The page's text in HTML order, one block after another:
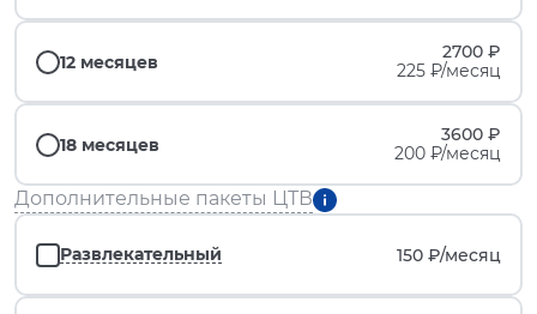
12 месяцев
2700 ₽
225 ₽/месяц
18 месяцев
3600 ₽
200 ₽/месяц
Дополнительные пакеты ЦТВ
Развлекательный 150 ₽/месяц